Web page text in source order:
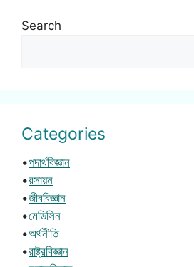
Search
Categories
•পদার্থবিজ্ঞান
•রসায়ন
•জীববিজ্ঞান
•মেডিসিন
•অর্থনীতি
•রাষ্ট্রবিজ্ঞান